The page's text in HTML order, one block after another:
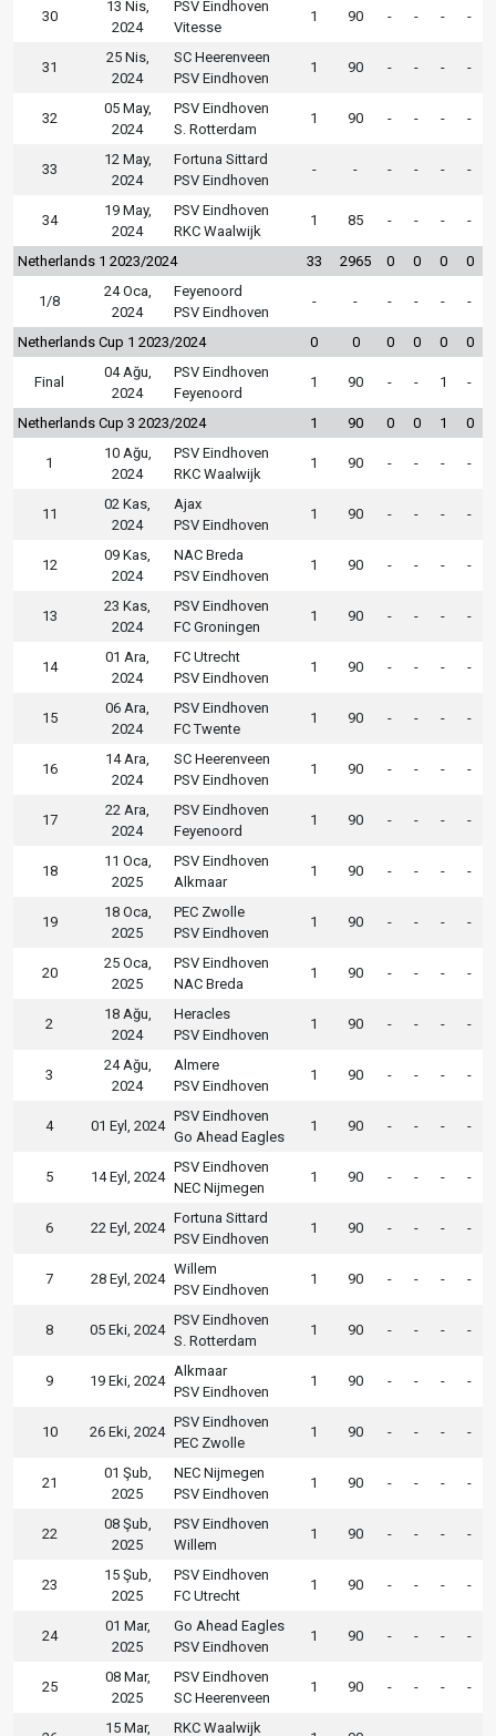
30
13 Nis,
2024
PSV Eindhoven
Vitesse
1 90 - - - -
31
25 Nis,
2024
SC Heerenveen
PSV Eindhoven
1 90 - - - -
32
05 May,
2024
PSV Eindhoven
S. Rotterdam
1 90 - - - -
33
12 May,
2024
Fortuna Sittard
PSV Eindhoven
- - - - - -
34
19 May,
2024
PSV Eindhoven
RKC Waalwijk
1 85 - - - -
Netherlands 1 2023/2024 33 2965 0 0 0 0
1/8
24 Oca,
2024
Feyenoord
PSV Eindhoven
- - - - - -
Netherlands Cup 1 2023/2024 0 0 0 0 0 0
Final
04 Ağu,
2024
PSV Eindhoven
Feyenoord
1 90 - - 1 -
Netherlands Cup 3 2023/2024 1 90 0 0 1 0
1
10 Ağu,
2024
PSV Eindhoven
RKC Waalwijk
1 90 - - - -
11
02 Kas,
2024
Ajax
PSV Eindhoven
1 90 - - - -
12
09 Kas,
2024
NAC Breda
PSV Eindhoven
1 90 - - - -
13
23 Kas,
2024
PSV Eindhoven
FC Groningen
1 90 - - - -
14
01 Ara,
2024
FC Utrecht
PSV Eindhoven
1 90 - - - -
15
06 Ara,
2024
PSV Eindhoven
FC Twente
1 90 - - - -
16
14 Ara,
2024
SC Heerenveen
PSV Eindhoven
1 90 - - - -
17
22 Ara,
2024
PSV Eindhoven
Feyenoord
1 90 - - - -
18
11 Oca,
2025
PSV Eindhoven
Alkmaar
1 90 - - - -
19
18 Oca,
2025
PEC Zwolle
PSV Eindhoven
1 90 - - - -
20
25 Oca,
2025
PSV Eindhoven
NAC Breda
1 90 - - - -
2
18 Ağu,
2024
Heracles
PSV Eindhoven
1 90 - - - -
3
24 Ağu,
2024
Almere
PSV Eindhoven
1 90 - - - -
4 01 Eyl, 2024
PSV Eindhoven
Go Ahead Eagles
1 90 - - - -
5 14 Eyl, 2024
PSV Eindhoven
NEC Nijmegen
1 90 - - - -
6 22 Eyl, 2024
Fortuna Sittard
PSV Eindhoven
1 90 - - - -
7 28 Eyl, 2024
Willem
PSV Eindhoven
1 90 - - - -
8 05 Eki, 2024
PSV Eindhoven
S. Rotterdam
1 90 - - - -
9 19 Eki, 2024
Alkmaar
PSV Eindhoven
1 90 - - - -
10 26 Eki, 2024
PSV Eindhoven
PEC Zwolle
1 90 - - - -
21
01 Şub,
2025
NEC Nijmegen
PSV Eindhoven
1 90 - - - -
22
08 Şub,
2025
PSV Eindhoven
Willem
1 90 - - - -
23
15 Şub,
2025
PSV Eindhoven
FC Utrecht
1 90 - - - -
24
01 Mar,
2025
Go Ahead Eagles
PSV Eindhoven
1 90 - - - -
25
08 Mar,
2025
PSV Eindhoven
SC Heerenveen
1 90 - - - -
15 Mar, RKC Waalwijk